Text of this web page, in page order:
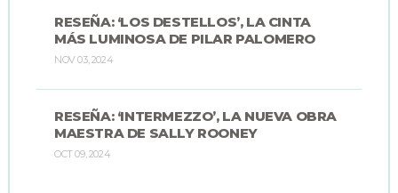
RESEÑA: ‘LOS DESTELLOS’, LA CINTA
MÁS LUMINOSA DE PILAR PALOMERO
NOV 03, 2024
RESEÑA: ‘INTERMEZZO’, LA NUEVA OBRA
MAESTRA DE SALLY ROONEY
OCT 09, 2024